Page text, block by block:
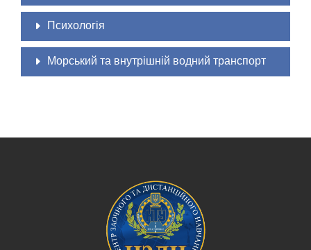
Психологія
Морський та внутрішній водний транспорт